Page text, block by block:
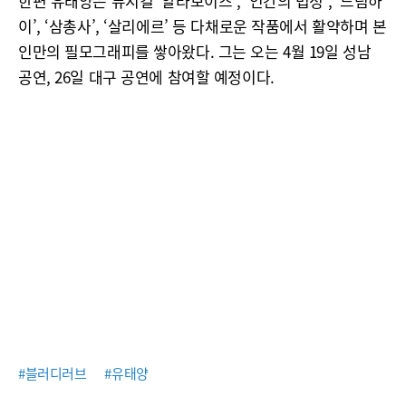
이’, ‘삼총사’, ‘살리에르’ 등 다채로운 작품에서 활약하며 본
인만의 필모그래피를 쌓아왔다. 그는 오는 4월 19일 성남
공연, 26일 대구 공연에 참여할 예정이다.
#블러디러브 #유태양